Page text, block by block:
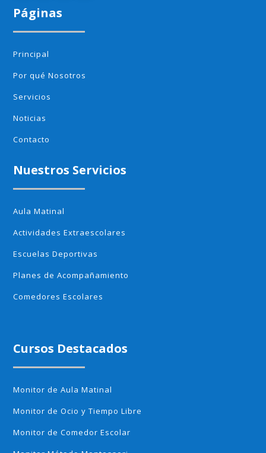
Páginas
Principal
Por qué Nosotros
Servicios
Noticias
Contacto
Nuestros Servicios
Aula Matinal
Actividades Extraescolares
Escuelas Deportivas
Planes de Acompañamiento
Comedores Escolares
Cursos Destacados
Monitor de Aula Matinal
Monitor de Ocio y Tiempo Libre
Monitor de Comedor Escolar